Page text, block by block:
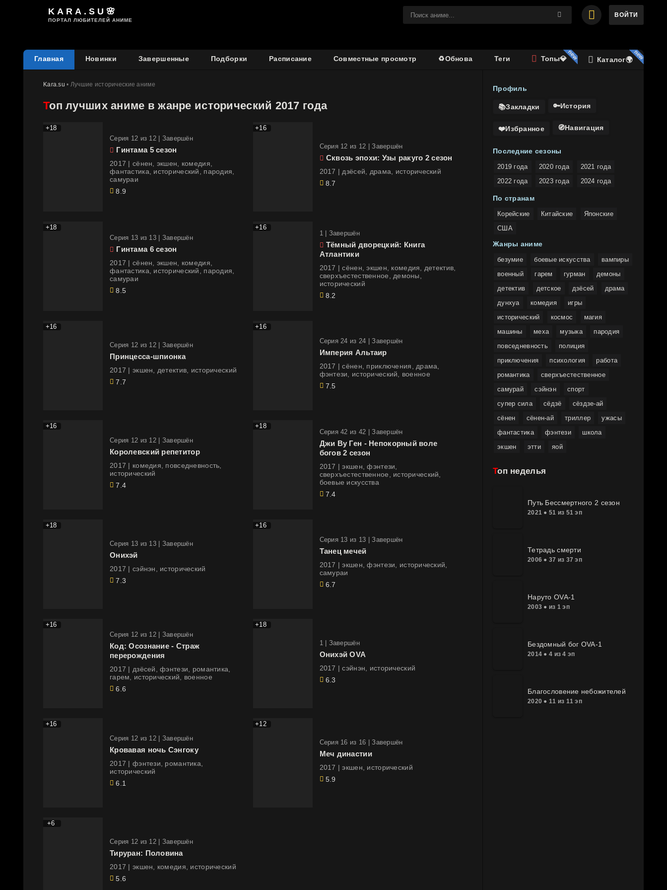
KARA.SU🌸
ПОРТАЛ ЛЮБИТЕЛЕЙ АНИМЕ
ВОЙТИ
Главная Новинки Завершенные Подборки Расписание Совместные просмотр ♻️Обнова Теги Топы💎 Каталог🌍
Kara.su • Лучшие исторические аниме
Топ лучших аниме в жанре исторический 2017 года
+18
Cерия 12 из 12 | Завершён
Гинтама 5 сезон
2017 | сёнен, экшен, комедия,
фантастика, исторический, пародия,
самураи
8.9
+16
Cерия 12 из 12 |Завершён
Сквозь эпохи: Узы ракуго 2 сезон
2017 | дзёсей, драма, исторический
8.7
+18
Cерия 13 из 13 | Завершён
Гинтама 6 сезон
2017 | сёнен, экшен, комедия,
фантастика, исторический, пародия,
самураи
8.5
+16
1 | Завершён
Тёмный дворецкий: Книга
Атлантики
2017 | сёнен, экшен, комедия, детектив,
сверхъестественное, демоны,
исторический
8.2
+16
Cерия 12 из 12 | Завершён
Принцесса-шпионка
2017 | экшен, детектив, исторический
7.7
+16
Cерия 24 из 24 |Завершён
Империя Альтаир
2017 | сёнен, приключения, драма,
фэнтези, исторический, военное
7.5
+16
Cерия 12 из 12 | Завершён
Королевский репетитор
2017 | комедия, повседневность,
исторический
7.4
+18
Cерия 42 из 42 |Завершён
Джи Ву Ген - Непокорный воле
богов 2 сезон
2017 | экшен, фэнтези,
сверхъестественное, исторический,
боевые искусства
7.4
+18
Cерия 13 из 13 | Завершён
Онихэй
2017 | сэйнэн, исторический
7.3
+16
Cерия 13 из 13 |Завершён
Танец мечей
2017 | экшен, фэнтези, исторический,
самураи
6.7
+16
Cерия 12 из 12 | Завершён
Код: Осознание - Страж
перерождения
2017 | дзёсей, фэнтези, романтика,
гарем, исторический, военное
6.6
+18
1 | Завершён
Онихэй OVA
2017 | сэйнэн, исторический
6.3
+16
Cерия 12 из 12 | Завершён
Кровавая ночь Сэнгоку
2017 | фэнтези, романтика,
исторический
6.1
+12
Cерия 16 из 16 |Завершён
Меч династии
2017 | экшен, исторический
5.9
+6
Cерия 12 из 12 | Завершён
Тируран: Половина
2017 | экшен, комедия, исторический
5.6
Профиль
📚Закладки 🔑История
❤️Избранное 🧭Навигация
Последние сезоны
2019 года 2020 года
2021 года
2022 года
2023 года 2024 года
По странам
Корейские Китайские
Японские
США
Жанры аниме
безумие боевые искусства
вампиры
военный
гарем гурман
демоны
детектив
детское дзёсей
драма
дунхуа
комедия
игры
исторический
космос
магия
машины
меха музыка
пародия
повседневность
полиция
приключения
психология
работа
романтика
сверхъестественное
самурай
сэйнэн
спорт
супер сила
сёдзё
сёздзе-ай
сёнен
сёнен-ай триллер
ужасы
фантастика
фэнтези
школа
экшен
этти яой
Топ неделья
Путь Бессмертного 2 сезон
2021 ● 51 из 51 эп
Тетрадь смерти
2006 ● 37 из 37 эп
Наруто OVA-1
2003 ● из 1 эп
Бездомный бог OVA-1
2014 ● 4 из 4 эп
Благословение небожителей
2020 ● 11 из 11 эп